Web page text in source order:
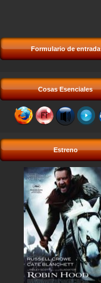
Formulario de entrada
Cosas Esenciales
Estreno